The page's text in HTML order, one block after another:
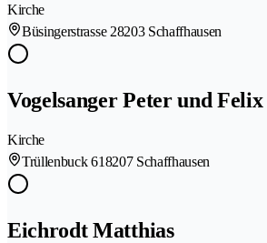
Kirche
Büsingerstrasse 28203 Schaffhausen
Vogelsanger Peter und
Kirche
Trüllenbuck 618207 Schaffhausen
Eichrodt Matthias